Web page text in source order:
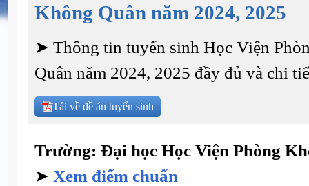
Không Quân năm 2024, 2025
➤ Thông tin tuyển sinh Học Viện
Quân năm 2024, 2025 đầy đủ và chi
Tải về đề án tuyển sinh
Trường: Đại học Học Viện Phòng
➤ Xem điểm chuẩn